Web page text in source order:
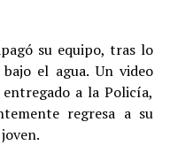
su equipo, tras lo
el agua. Un video
a la Policía,
regresa a su